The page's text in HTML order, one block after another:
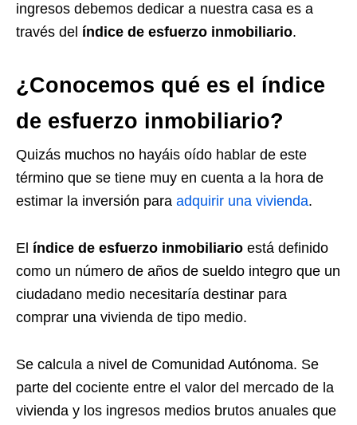
ingresos debemos dedicar a nuestra casa es a
través del índice de esfuerzo inmobiliario.
¿Conocemos qué es el índice
de esfuerzo inmobiliario?
Quizás muchos no hayáis oído hablar de este
término que se tiene muy en cuenta a la hora de
estimar la inversión para adquirir una vivienda.
El índice de esfuerzo inmobiliario está definido
como un número de años de sueldo integro que un
ciudadano medio necesitaría destinar para
comprar una vivienda de tipo medio.
Se calcula a nivel de Comunidad Autónoma. Se
parte del cociente entre el valor del mercado de la
vivienda y los ingresos medios brutos anuales que